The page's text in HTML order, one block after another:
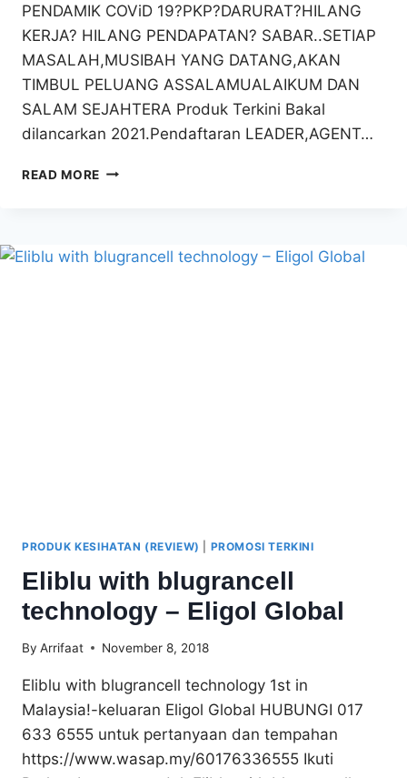
PENDAMIK COViD 19?PKP?DARURAT?HILANG
KERJA? HILANG PENDAPATAN? SABAR..SETIAP
MASALAH,MUSIBAH YANG DATANG,AKAN
TIMBUL PELUANG ASSALAMUALAIKUM DAN
SALAM SEJAHTERA Produk Terkini Bakal
dilancarkan 2021.Pendaftaran LEADER,AGENT…
READ MORE OXIMAQ
INTERNATIONAL
SDN
PRODUK KESIHATAN (REVIEW) PROMOSI TERKINI
Eliblu with blugrancell
technology – Eligol Global
By Arrifaat November 8, 2018
Eliblu with blugrancell technology 1st in
Malaysia!-keluaran Eligol Global HUBUNGI 017
633 6555 untuk pertanyaan dan tempahan
https://www.wasap.my/60176336555 Ikuti